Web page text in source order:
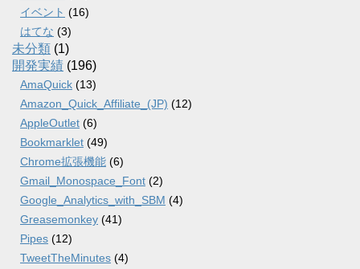
イベント (16)
はてな (3)
未分類 (1)
開発実績 (196)
AmaQuick (13)
Amazon_Quick_Affiliate_(JP) (12)
AppleOutlet (6)
Bookmarklet (49)
Chrome拡張機能 (6)
Gmail_Monospace_Font (2)
Google_Analytics_with_SBM (4)
Greasemonkey (41)
Pipes (12)
TweetTheMinutes (4)